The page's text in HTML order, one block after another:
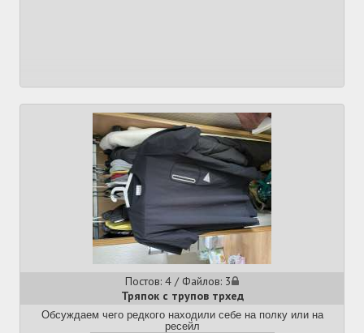
Постов: 4 / Файлов: 3
Тряпок с трупов трхед
Обсуждаем чего редкого находили себе на полку или на
ресейл